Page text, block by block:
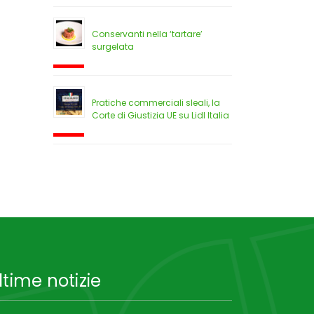
Conservanti nella ‘tartare’
surgelata
Pratiche commerciali sleali, la
Corte di Giustizia UE su Lidl Italia
notizie